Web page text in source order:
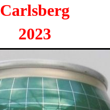
Carlsberg
2023